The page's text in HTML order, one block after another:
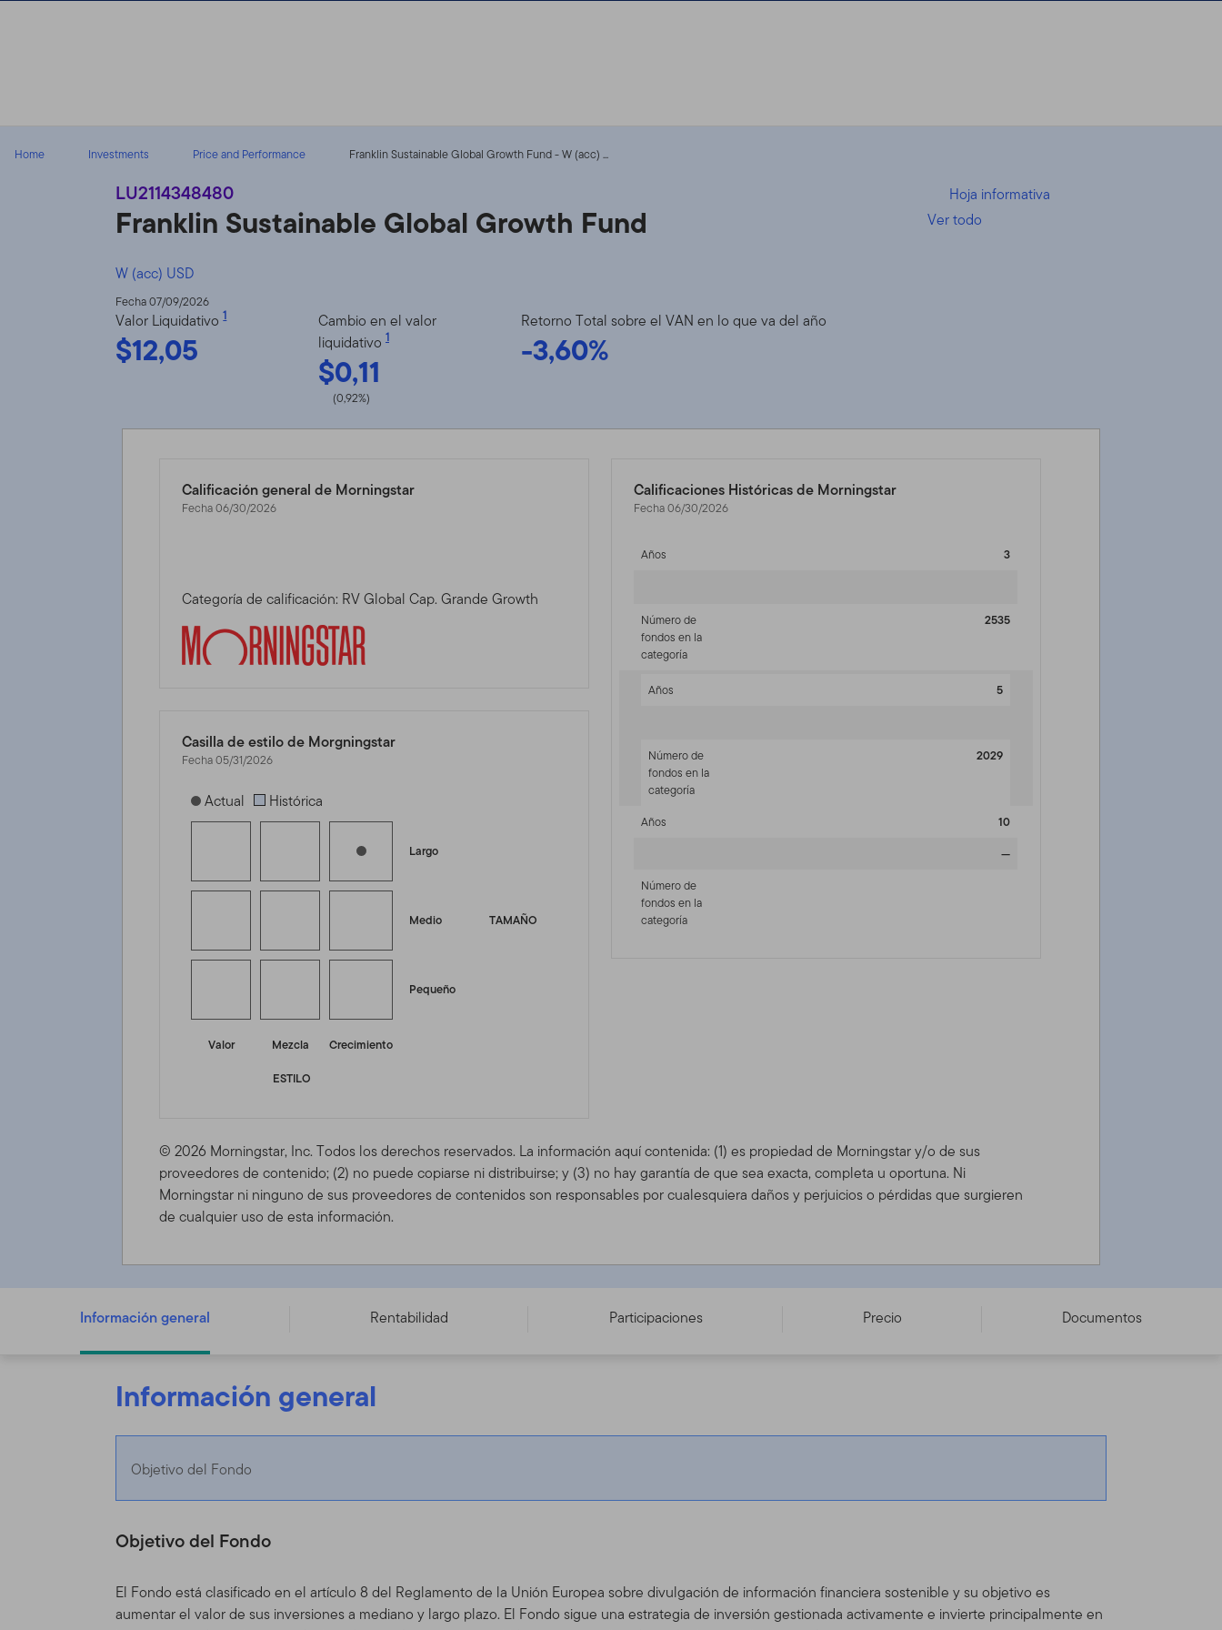
Home Investments Price and Performance Franklin Sustainable Global Growth Fund - W (acc) ...
LU2114348480
Franklin Sustainable Global Growth Fund
W (acc) USD
Hoja informativa
Ver todo
Fecha 07/09/2026
Valor Liquidativo1
$12,05
Cambio en el valor
liquidativo 1
$0,11
(0,92%)
Retorno Total sobre el VAN en lo que va del año
-3,60%
Calificación general de Morningstar
Fecha 06/30/2026
Categoría de calificación: RV Global Cap. Grande Growth
Casilla de estilo de Morgningstar
Fecha 05/31/2026
[products.morningstar-stylebox-title-sr-equity]
Actual Histórica
Largo
TAMAÑO
Medio
Pequeño
Valor Mezcla
Crecimiento
ESTILO
Calificaciones Históricas de Morningstar
Fecha 06/30/2026
Años 3
Número de
fondos en la
categoría
2535
Años 5
Número de
fondos en la
categoría
2029
Años
10
—
Número de
fondos en la
categoría
© 2026 Morningstar, Inc. Todos los derechos reservados. La información aquí contenida: (1) es propiedad de Morningstar y/o de sus
proveedores de contenido; (2) no puede copiarse ni distribuirse; y (3) no hay garantía de que sea exacta, completa u oportuna. Ni
Morningstar ni ninguno de sus proveedores de contenidos son responsables por cualesquiera daños y perjuicios o pérdidas que surgieren
de cualquier uso de esta información.
Franklin Sustainable Global Growth Fund - W (acc) USD - LU2114348480
Información general Rentabilidad Participaciones Precio Documentos
Información general
Objetivo del Fondo
Objetivo del Fondo
El Fondo está clasificado en el artículo 8 del Reglamento de la Unión Europea sobre divulgación de información financiera sostenible y su objetivo es
aumentar el valor de sus inversiones a mediano y largo plazo. El Fondo sigue una estrategia de inversión gestionada activamente e invierte principalmente en